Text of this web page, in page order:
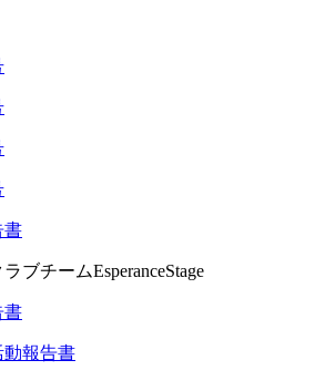
書
ブチームEsperanceStage
書
動報告書